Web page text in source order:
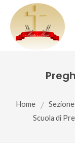
Home /
Scuola di